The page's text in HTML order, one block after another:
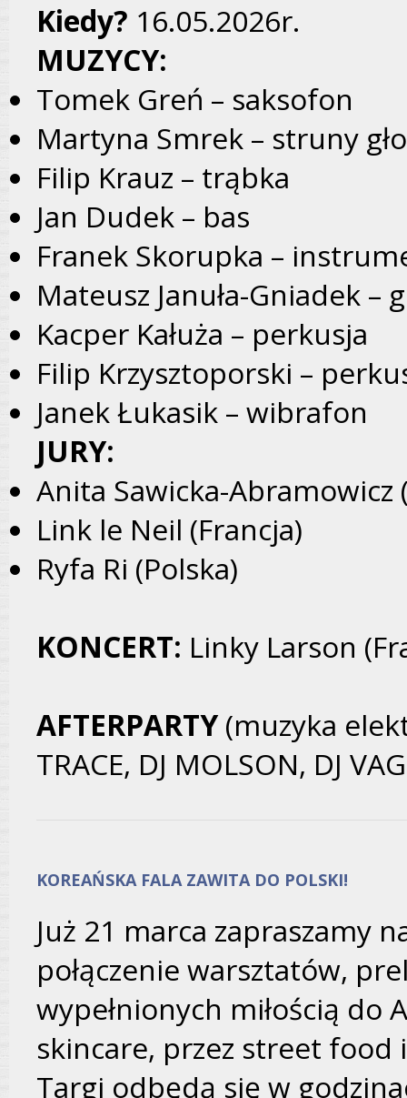
Kiedy? 16.05.2026r.
MUZYCY:
Tomek Greń – saksofon
Martyna Smrek – struny
Filip Krauz – trąbka
Jan Dudek – bas
Franek Skorupka –
Mateusz Januła-Gniadek –
Kacper Kałuża – perkusja
Filip Krzysztoporski –
Janek Łukasik – wibrafon
JURY:
Anita Sawicka-Abramowicz
Link le Neil (Francja)
Ryfa Ri (Polska)
KONCERT: Linky Larson
AFTERPARTY(muzyka
TRACE, DJ MOLSON, DJ
KOREAŃSKA FALA ZAWITA DO POLSKI!
Już 21 marca zapraszamy
połączenie warsztatów,
wypełnionych miłością do
skincare, przez street food
Targi odbędą się w